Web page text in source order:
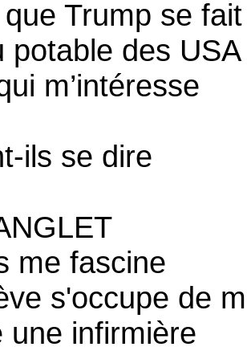
Trump se
potable des
m’intéresse
ils se dire
me fascine
s'occupe de
une infirmière